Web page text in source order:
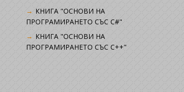
КНИГА "ОСНОВИ НА
ПРОГРАМИРАНЕТО СЪС C#"
КНИГА "ОСНОВИ НА
ПРОГРАМИРАНЕТО СЪС C++"